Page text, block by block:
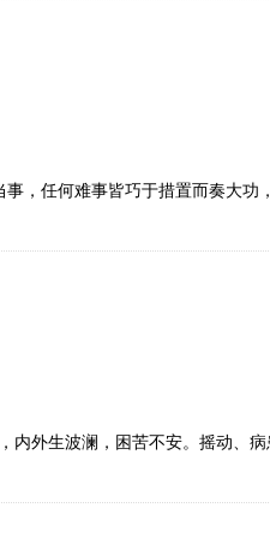
，任何难事皆巧于措置而奏大功
内外生波澜，困苦不安。摇动、病